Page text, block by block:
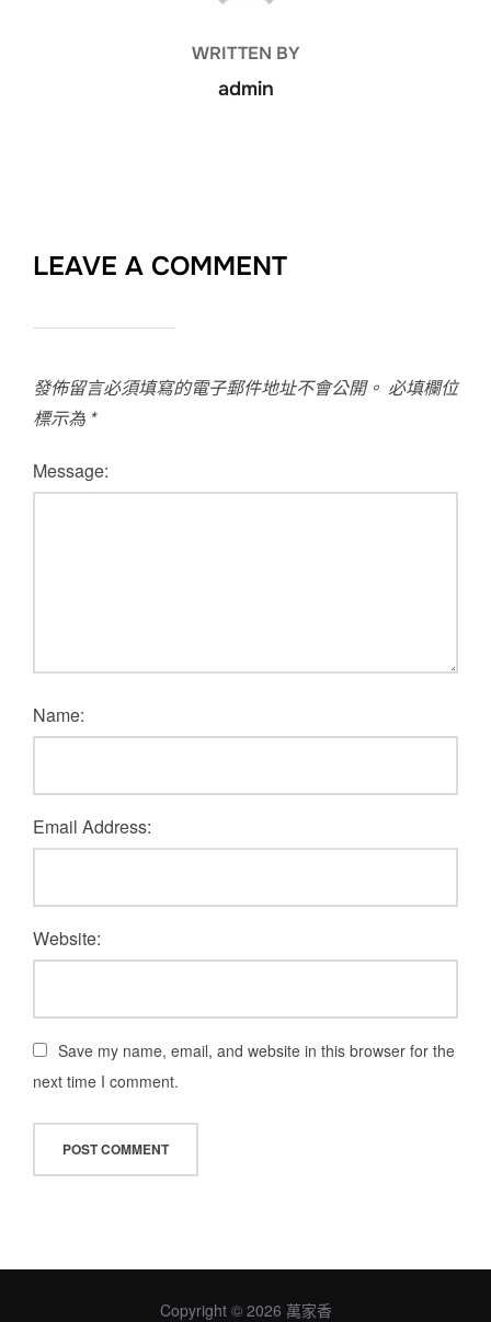
WRITTEN BY
admin
LEAVE A COMMENT
發佈留言必須填寫的電子郵件地址不會公開。 必填欄位
標示為 *
Message:
Name:
Email Address:
Website:
Save my name, email, and website in this browser for the
next time I comment.
Copyright © 2026 萬家香